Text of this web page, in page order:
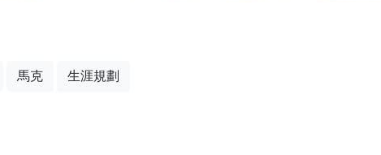
馬克 生涯規劃